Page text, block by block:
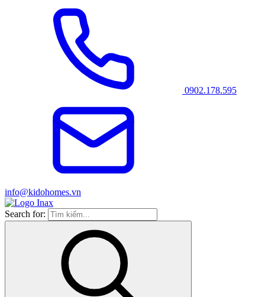
0902.178.595
info@kidohomes.vn
Search for: